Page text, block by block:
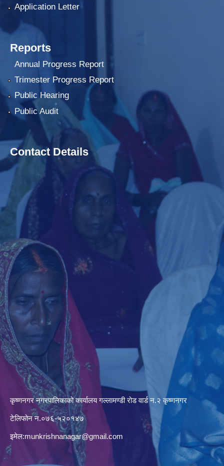
Application Letter
Reports
Annual Progress Report
Trimester Progress Report
Public Hearing
Public Audit
Contact Details
कृष्णनगर नगरपालिकाको कार्यालय गल्लामण्डी रोड वार्ड न.२ कृष्णनगर
टेलिफोन न.०७६-५२०१४७
इमेल:munkrishnanagar@gmail.com